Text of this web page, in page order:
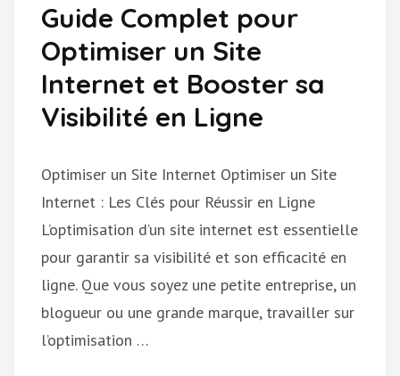
Guide Complet pour
Optimiser un Site
Internet et Booster sa
Visibilité en Ligne
Optimiser un Site Internet Optimiser un Site
Internet : Les Clés pour Réussir en Ligne
L’optimisation d’un site internet est essentielle
pour garantir sa visibilité et son efficacité en
ligne. Que vous soyez une petite entreprise, un
blogueur ou une grande marque, travailler sur
l’optimisation …